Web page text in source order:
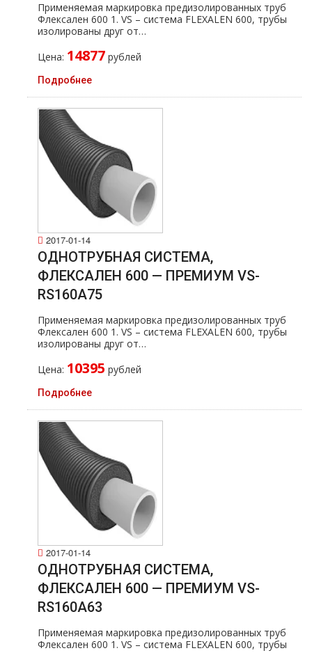
Применяемая маркировка предизолированных тpуб
Флексален 600 1. VS – система FLEXALEN 600, тpубы
изолированы друг от…
Цена: 14877 рублей
Подробнее
2017-01-14
ОДНОТРУБНАЯ СИСТЕМА,
ФЛЕКСАЛЕН 600 — ПРЕМИУМ VS-
RS160A75
Применяемая маркировка предизолированных тpуб
Флексален 600 1. VS – система FLEXALEN 600, тpубы
изолированы друг от…
Цена: 10395 рублей
Подробнее
2017-01-14
ОДНОТРУБНАЯ СИСТЕМА,
ФЛЕКСАЛЕН 600 — ПРЕМИУМ VS-
RS160A63
Применяемая маркировка предизолированных тpуб
Флексален 600 1. VS – система FLEXALEN 600, тpубы